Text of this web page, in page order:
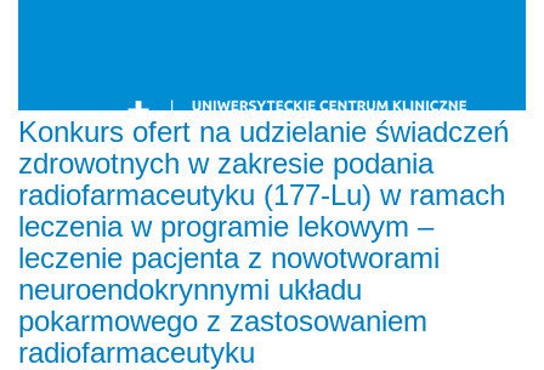
Konkurs ofert na udzielanie świadczeń
zdrowotnych w zakresie podania
radiofarmaceutyku (177-Lu) w ramach
leczenia w programie lekowym –
leczenie pacjenta z nowotworami
neuroendokrynnymi układu
pokarmowego z zastosowaniem
radiofarmaceutyku